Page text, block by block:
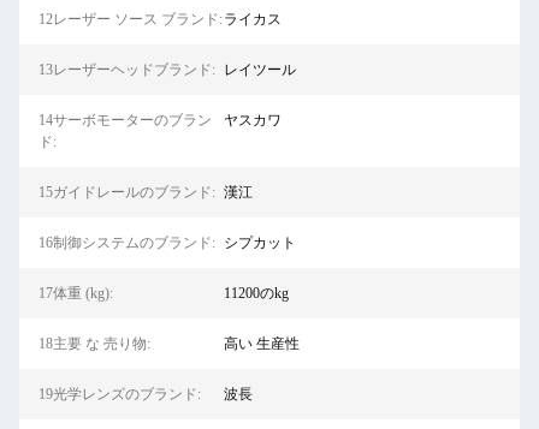
12レーザー ソース ブランド:ライカス
13レーザーヘッドブランド: レイツール
14サーボモーターのブラン
ド:
ヤスカワ
15ガイドレールのブランド: 漢江
16制御システムのブランド: シプカット
17体重 (kg): 11200のkg
18主要 な 売り物: 高い 生産性
19光学レンズのブランド: 波長